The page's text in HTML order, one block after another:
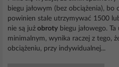
biegu jałowym (bez obciążenia),
powinien stale utrzymywać 1500
nie są już obroty biegu jałowego.
minimalnym, wynika raczej z tego,
obciążeniu, przy indywidualnej...